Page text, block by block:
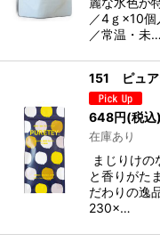
／4ｇ×10
／常温・未…
151 ピュ
648円(税込)
在庫あり
まじりけ
と香りがた
だわりの逸
230×…